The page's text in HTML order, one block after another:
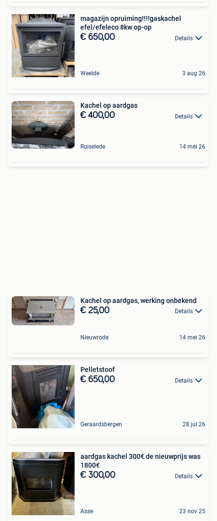
magazijn opruiming!!!!gaskachel
efel/efeleco 8kw op-op
€ 650,00 Details
Weelde 3 aug 26
Kachel op aardgas
€ 400,00 Details
Ruiselede 14 mei 26
Kachel op aardgas, werking onbekend
€ 25,00 Details
Nieuwrode 14 mei 26
Pelletstoof
€ 650,00 Details
Geraardsbergen 28 jul 26
aardgas kachel 300€ de nieuwprijs was
1800€
€ 300,00 Details
Asse 23 nov 25